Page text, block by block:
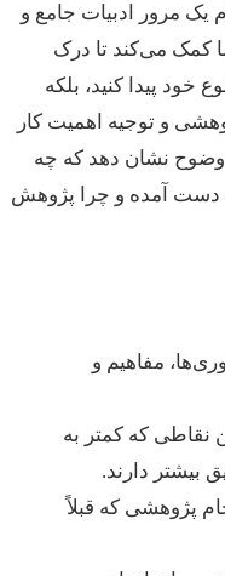
ادبیات جامع و
می‌کند تا درک
کنید، بلکه
و توجیه اهمیت کار
نشان دهد که چه
آمده و چرا پژوهش
مفاهیم و
که کمتر به
دارند.
که قبلاً